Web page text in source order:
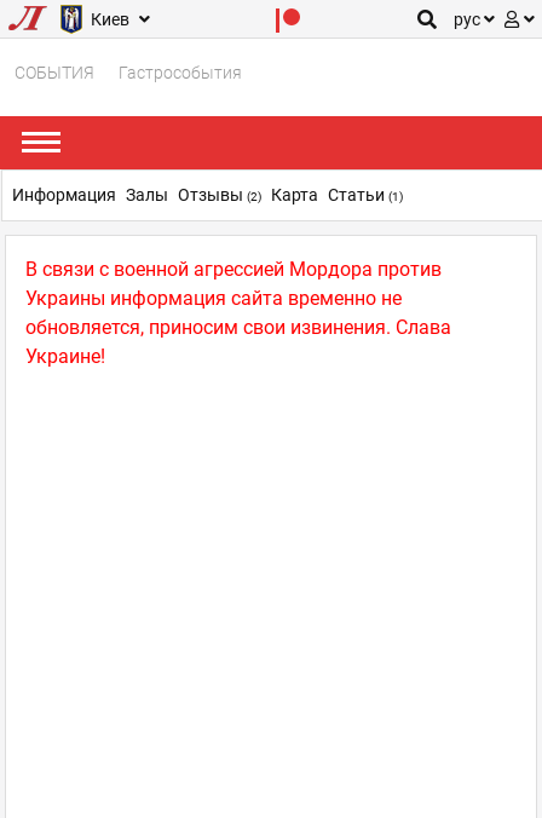
Киев рус
СОБЫТИЯ Гастрособытия
В связи с военной агрессией Мордора против
Украины информация сайта временно не
обновляется, приносим свои извинения. Слава
Украине!
Информация Залы Отзывы (2) Карта Статьи (1)